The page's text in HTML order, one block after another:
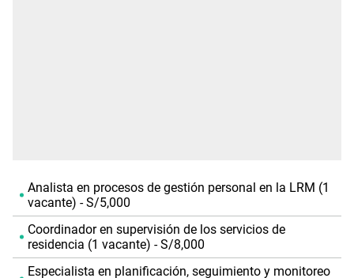
Analista en procesos de gestión personal en la LRM (1
vacante) - S/5,000
Coordinador en supervisión de los servicios de
residencia (1 vacante) - S/8,000
Especialista en planificación, seguimiento y monitoreo